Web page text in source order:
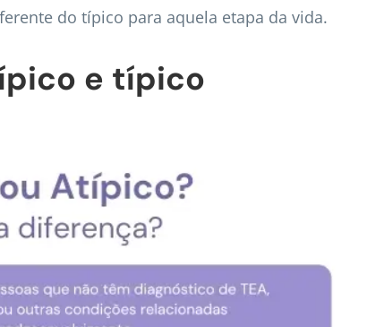
do típico para aquela etapa da vida.
e típico